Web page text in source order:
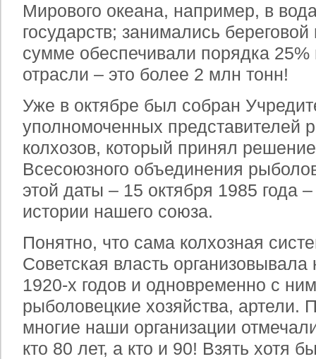
Мирового океана, например, в
государств; занимались
сумме обеспечивали порядка
отрасли – это более 2 млн тонн!
Уже в октябре был собран
уполномоченных представителей
колхозов, который принял
Всесоюзного объединения
этой даты – 15 октября 1985 года
истории нашего союза.
Понятно, что сама колхозная
Советская власть
1920-х годов и одновременно с
рыболовецкие хозяйства, артели.
многие наши организации
кто 80 лет, а кто и 90! Взять хотя